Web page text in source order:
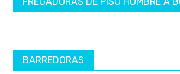
BARREDORAS